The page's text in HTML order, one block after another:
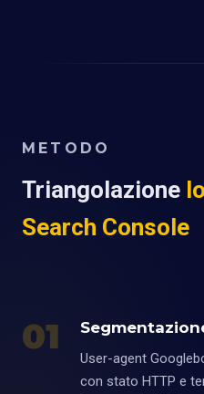
METODO
Triangolazione
Search Console
01
User-agent
con stato HTTP e